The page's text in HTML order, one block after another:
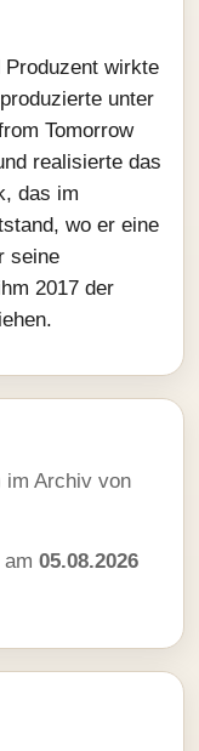
wirkte
unter
Tomorrow
realisierte das
das im
wo er eine
seine
2017 der
im Archiv von
05.08.2026